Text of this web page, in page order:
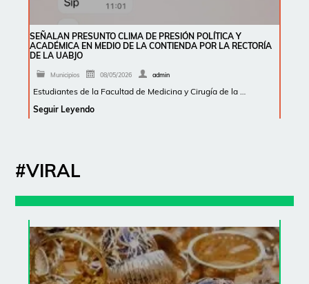
SEÑALAN PRESUNTO CLIMA DE PRESIÓN POLÍTICA Y
ACADÉMICA EN MEDIO DE LA CONTIENDA POR LA RECTORÍA
DE LA UABJO
Municipios 08/05/2026 admin
Estudiantes de la Facultad de Medicina y Cirugía de la …
Seguir Leyendo
#VIRAL